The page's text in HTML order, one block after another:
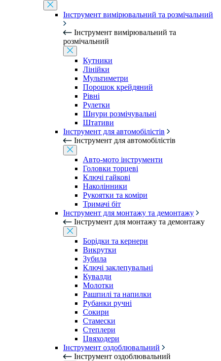
Інструмент вимірювальний та розмічальний
Інструмент вимірювальний та
розмічальний
Кутники
Лінійки
Мультиметри
Порошок крейдяний
Рівні
Рулетки
Шнури розмічувальні
Штативи
Інструмент для автомобілістів
Інструмент для автомобілістів
Авто-мото інструменти
Головки торцеві
Ключі гайкові
Наколінники
Рукоятки та коміри
Тримачі біт
Інструмент для монтажу та демонтажу
Інструмент для монтажу та демонтажу
Борідки та кернери
Викрутки
Зубила
Ключі заклепувальні
Кувалди
Молотки
Рашпилі та напилки
Рубанки ручні
Сокири
Стамески
Степлери
Цвяходери
Інструмент оздоблювальний
Інструмент оздоблювальний